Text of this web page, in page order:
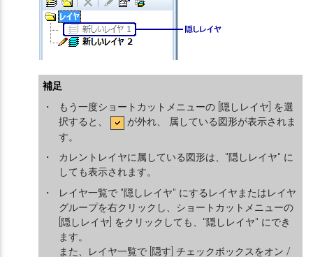
補足
・
もう一度ショートカットメニューの [隠しレイヤ] を選
択すると、
が外れ、 属している図形が表示されま
す。
・
カレントレイヤに属している図形は、"隠しレイヤ" に
しても表示されます。
・
レイヤ一覧で "隠しレイヤ" にするレイヤまたはレイヤ
グループを右クリックし、ショートカットメニューの
[隠しレイヤ] をクリックしても、"隠しレイヤ" にでき
ます。
また、レイヤ一覧で [隠す] チェックボックスをオン /